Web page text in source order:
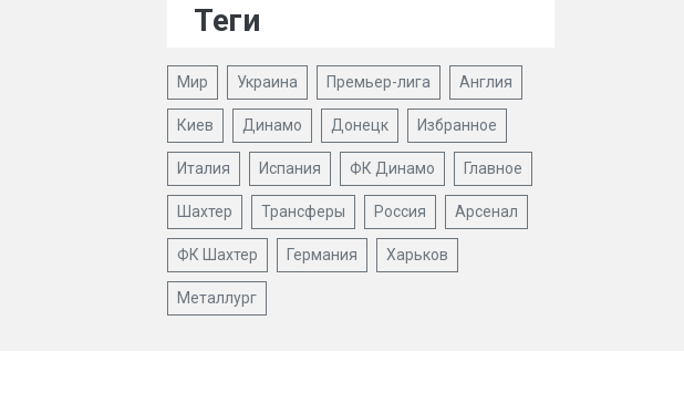
Теги
Мир Украина Премьер-лига Англия
Киев Динамо Донецк Избранное
Италия Испания ФК Динамо Главное
Шахтер Трансферы Россия Арсенал
ФК Шахтер Германия Харьков
Металлург